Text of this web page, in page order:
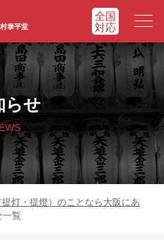
泰平堂
HOME
ADVATAGE
CHOCHIN
らせ
灯・提燈）のことなら大阪にあ
一覧